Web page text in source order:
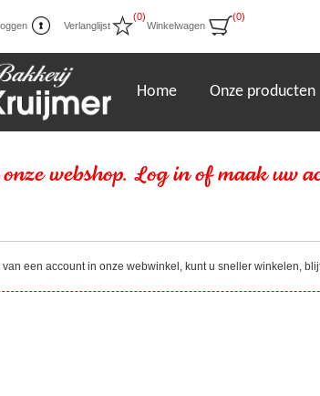
Verlanglijst
(0)
Winkelwagen
(0)
Home Onze producten
webshop. Log in of maak uw
een account in onze webwinkel, kunt u sneller winkelen,